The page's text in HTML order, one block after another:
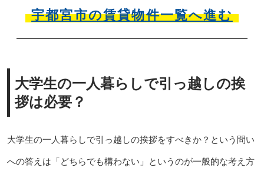
宇都宮市の賃貸物件一覧へ進む
大学生の一人暮らしで引っ越しの挨
拶は必要？
大学生の一人暮らしで引っ越しの挨拶をすべきか？という問い
への答えは「どちらでも構わない」というのが一般的な考え方